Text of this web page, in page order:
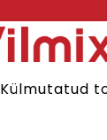
Külmutatud